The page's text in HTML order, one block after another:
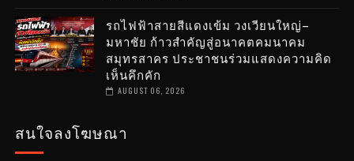
รถไฟฟ้าสายสีแดงเข้ม วงเวียนใหญ่–
มหาชัย ก้าวสำคัญสู่อนาคตคมนาคม
สมุทรสาคร ประชาชนร่วมแสดงความคิด
เห็นคึกคัก
AUGUST 06, 2026
สนใจลงโฆษณา